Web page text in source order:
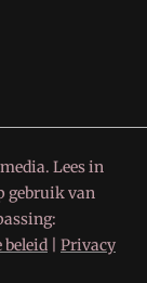
Lees in
gebruik van
beleid
Privacy